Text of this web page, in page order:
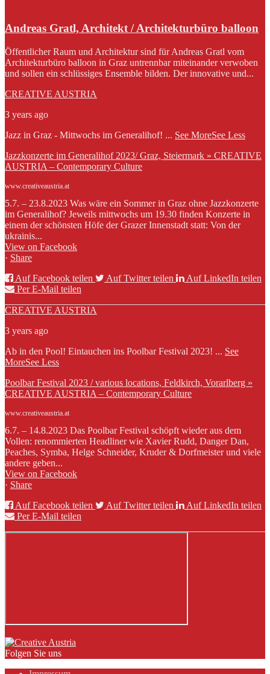
Andreas Gratl, Architekt / Architekturbüro balloon
Öffentlicher Raum und Architektur sind für Andreas Gratl vom
Architekturbüro balloon in Graz untrennbar miteinander verwoben
und sollen ein schlüssiges Ensemble bilden. Der innovative und...
CREATIVE AUSTRIA
3 years ago
Jazz in Graz - Mittwochs im Generalihof! ... See MoreSee Less
Jazzkonzerte im Generalihof 2023/ Graz, Steiermark » CREATIVE
AUSTRIA – Contemporary Culture
www.creativeaustria.at
5.7. – 23.8.2023 Was wäre ein Sommer in Graz ohne Jazzkonzerte
im Generalihof? Jeweils mittwochs um 19.30 finden Konzerte in
einem der schönsten Höfe der Grazer Innenstadt statt: Von der
ukrainis...
View on Facebook
· Share
Auf Facebook teilen
Auf Twitter teilen
Auf LinkedIn teilen
Per E-Mail teilen
CREATIVE AUSTRIA
3 years ago
Ab in den Pool! Eintauchen ins Poolbar Festival 2023! ... See
MoreSee Less
Poolbar Festival 2023 / various locations, Feldkirch, Vorarlberg »
CREATIVE AUSTRIA – Contemporary Culture
www.creativeaustria.at
6.7. – 14.8.2023 Das Poolbar Festival schöpft wieder aus dem
Vollen: renommierten Headliner wie Xavier Rudd, Danger Dan,
Peaches, Symba, Helge Schneider, Kruder & Dorfmeister und viele
andere geben...
View on Facebook
· Share
Auf Facebook teilen
Auf Twitter teilen
Auf LinkedIn teilen
Per E-Mail teilen
Folgen Sie uns